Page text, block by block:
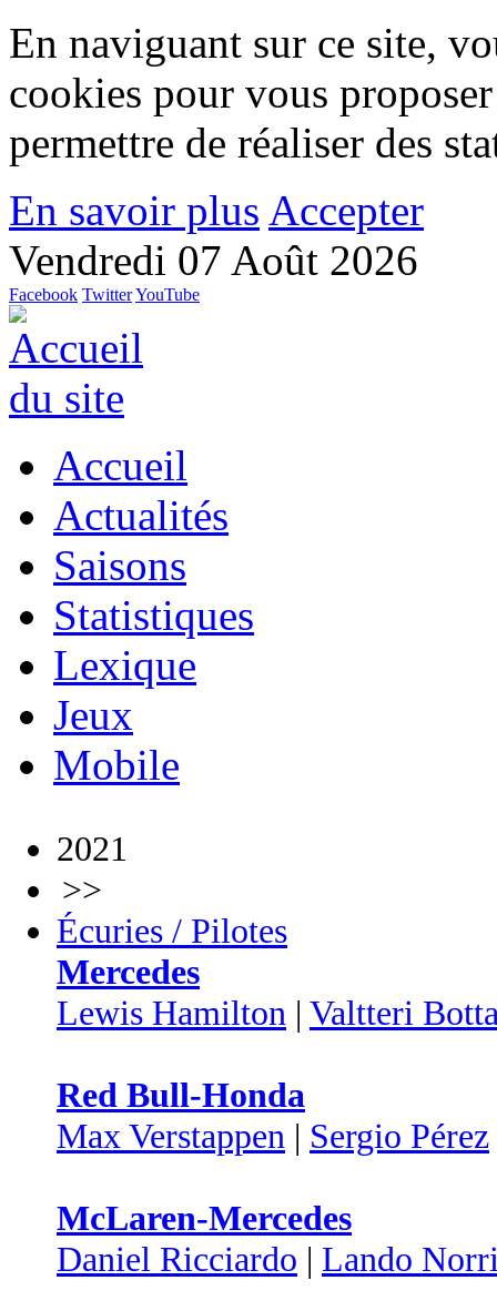
En naviguant sur ce site,
cookies pour vous
permettre de réaliser des
En savoir plus Accepter
Vendredi 07 Août 2026
Facebook TwitterYouTube
Accueil
Actualités
Saisons
Statistiques
Lexique
Jeux
Mobile
2021
>>
Écuries / Pilotes
Mercedes
Lewis Hamilton | Valtteri
Red Bull-Honda
Max Verstappen | Sergio Pérez
McLaren-Mercedes
Daniel Ricciardo | Lando